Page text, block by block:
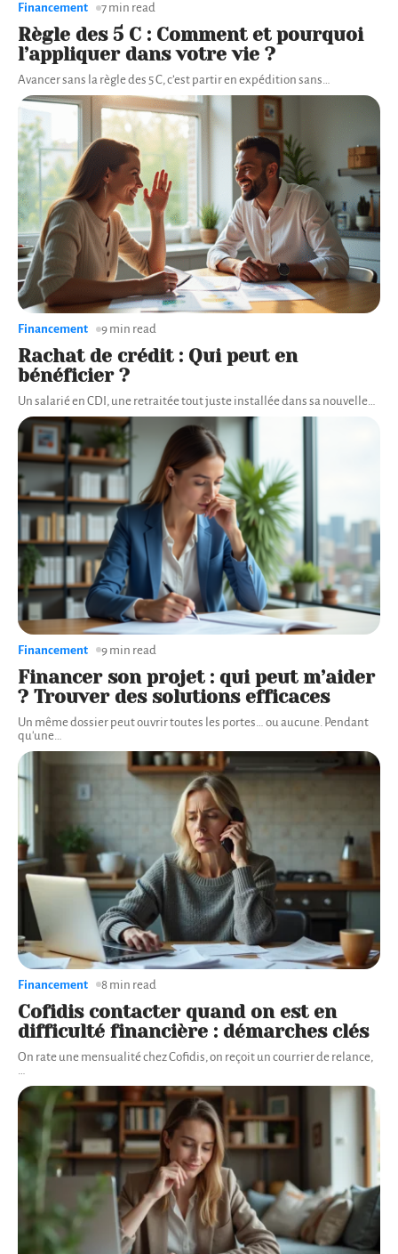
Règle des 5 C : Comment et pourquoi
l’appliquer dans votre vie ?
Avancer sans la règle des 5 C, c’est partir en expédition sans…
Financement 7 min read
Rachat de crédit : Qui peut en
bénéficier ?
Un salarié en CDI, une retraitée tout juste installée dans sa nouvelle…
Financement 9 min read
Financer son projet : qui peut m’aider
? Trouver des solutions efficaces
Un même dossier peut ouvrir toutes les portes… ou aucune. Pendant
qu'une
Financement 9 min read
Cofidis contacter quand on est en
difficulté financière : démarches clés
On rate une mensualité chez Cofidis, on reçoit un courrier de relance,
Financement 8 min read